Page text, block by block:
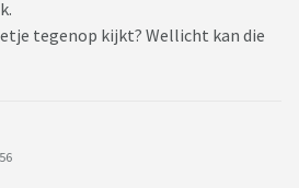
gedacht dat die een vrouw zou
(bijna) niemand over praten en ik
tegenop kijkt? Wellicht kan die